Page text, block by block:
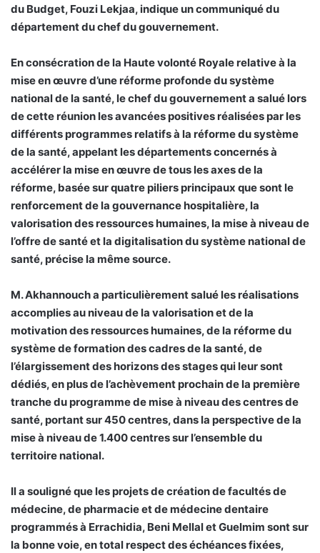
du Budget, Fouzi Lekjaa, indique un communiqué du
département du chef du gouvernement.
En consécration de la Haute volonté Royale relative à la
mise en œuvre d’une réforme profonde du système
national de la santé, le chef du gouvernement a salué lors
de cette réunion les avancées positives réalisées par les
différents programmes relatifs à la réforme du système
de la santé, appelant les départements concernés à
accélérer la mise en œuvre de tous les axes de la
réforme, basée sur quatre piliers principaux que sont le
renforcement de la gouvernance hospitalière, la
valorisation des ressources humaines, la mise à niveau de
l’offre de santé et la digitalisation du système national de
santé, précise la même source.
M. Akhannouch a particulièrement salué les réalisations
accomplies au niveau de la valorisation et de la
motivation des ressources humaines, de la réforme du
système de formation des cadres de la santé, de
l’élargissement des horizons des stages qui leur sont
dédiés, en plus de l’achèvement prochain de la première
tranche du programme de mise à niveau des centres de
santé, portant sur 450 centres, dans la perspective de la
mise à niveau de 1.400 centres sur l’ensemble du
territoire national.
Il a souligné que les projets de création de facultés de
médecine, de pharmacie et de médecine dentaire
programmés à Errachidia, Beni Mellal et Guelmim sont sur
la bonne voie, en total respect des échéances fixées,